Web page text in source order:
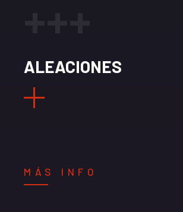
ALEACIONES
MÁS INFO